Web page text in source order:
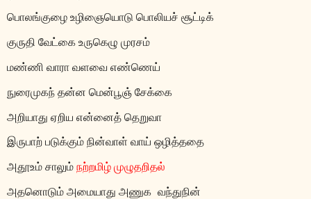
பொலங்குழை உழிஞையொடு பொலியச் சூட்டிக்
குருதி வேட்கை உருகெழு முரசம்
மண்ணி வாரா வளவை எண்ணெய்
நுரைமுகந் தன்ன மென்பூஞ் சேக்கை
அறியாது ஏறிய என்னைத் தெறுவா
இருபாற் படுக்கும் நின்வாள் வாய் ஒழித்ததை
அதூஉம் சாலும்நற்றமிழ் முழுதறிதல்
அதனொடும் அமையாது அணுக வந்துநின்